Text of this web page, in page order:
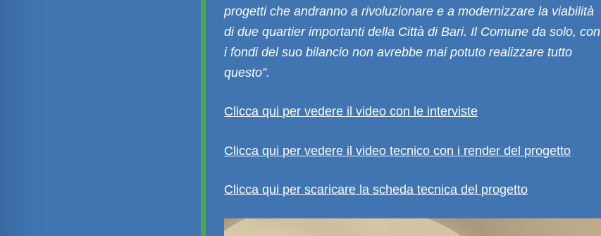
progetti che andranno a rivoluzionare e a modernizzare la viabilità
di due quartier importanti della Città di Bari. Il Comune da solo, con
i fondi del suo bilancio non avrebbe mai potuto realizzare tutto
questo”.
Clicca qui per vedere il video con le interviste
Clicca qui per vedere il video tecnico con i render del progetto
Clicca qui per scaricare la scheda tecnica del progetto